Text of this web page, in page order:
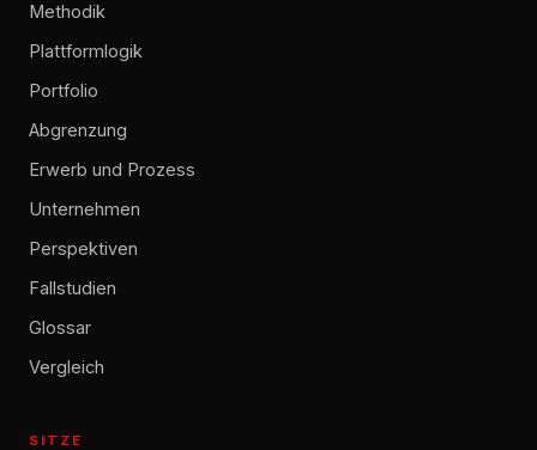
Methodik
Plattformlogik
Portfolio
Abgrenzung
Erwerb und Prozess
Unternehmen
Perspektiven
Fallstudien
Glossar
Vergleich
SITZE